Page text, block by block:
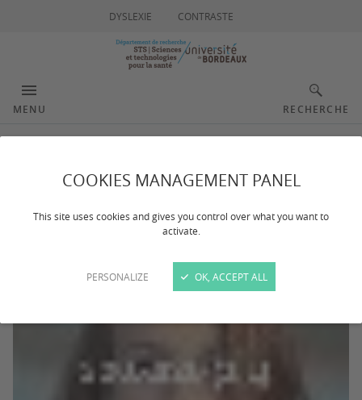
COOKIES MANAGEMENT PANEL
This site uses cookies and gives you control over what you want to
activate.
PERSONALIZE OK, ACCEPT ALL
DYSLEXIE CONTRASTE
MENU RECHERCHE
Prénom Nom